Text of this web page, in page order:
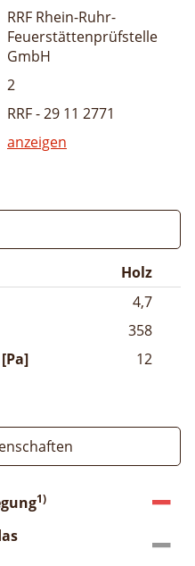
RRF Rhein-Ruhr-
Feuerstättenprüfstelle
GmbH
2
RRF - 29 11 2771
anzeigen
Holz
4,7
358
12
1)